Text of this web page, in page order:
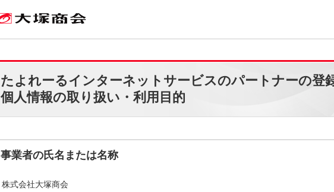
たよれーるインターネットサービスのパートナーの登
個人情報の取り扱い・利用目的
事業者の氏名または名称
株式会社大塚商会